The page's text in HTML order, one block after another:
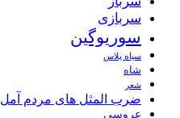
سربازی
سوریوگین
سیاه پلاس
شاه
شعر
ضرب المثل های مردم آمل
عروسی